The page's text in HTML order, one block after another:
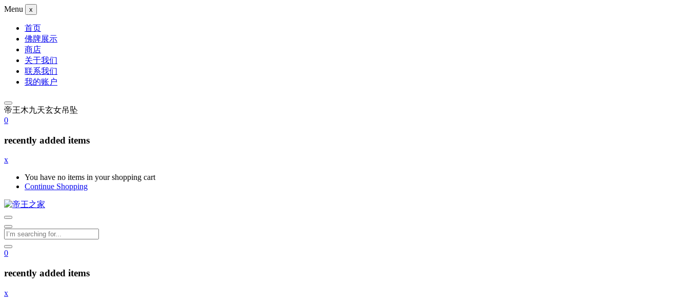
Menu x
首页
佛牌展示
商店
关于我们
联系我们
我的账户
帝王木九天玄女吊坠
0
recently added items
x
You have no items in your shopping cart
Continue Shopping
0
recently added items
x